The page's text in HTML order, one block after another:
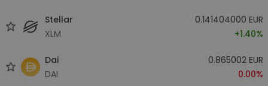
Stellar
XLM
0.141404000 EUR
+1.40%
Dai
DAI
0.865002 EUR
0.00%